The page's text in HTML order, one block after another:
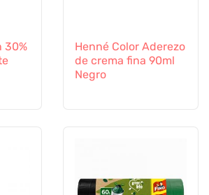
30%
Henné Color Aderezo
de crema fina 90ml
Negro